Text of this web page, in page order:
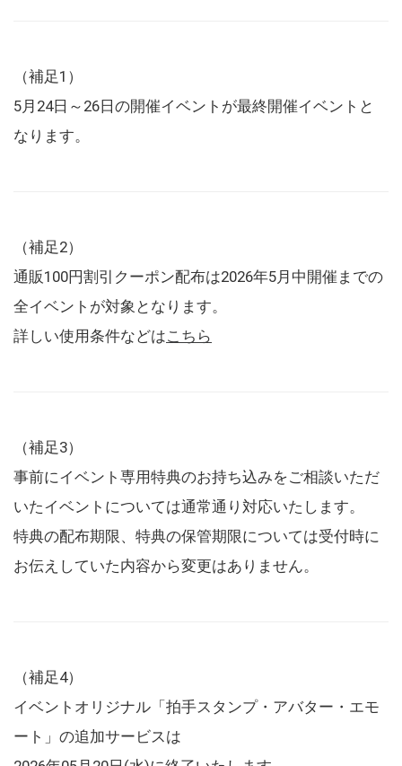
（補足1）
5月24日～26日の開催イベントが最終開催イベントと
なります。
（補足2）
通販100円割引クーポン配布は2026年5月中開催までの
全イベントが対象となります。
詳しい使用条件などはこちら
（補足3）
事前にイベント専用特典のお持ち込みをご相談いただ
いたイベントについては通常通り対応いたします。
特典の配布期限、特典の保管期限については受付時に
お伝えしていた内容から変更はありません。
（補足4）
イベントオリジナル「拍手スタンプ・アバター・エモ
ート」の追加サービスは